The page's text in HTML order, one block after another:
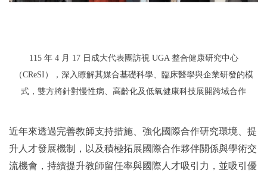
115 年 4 月 17 日成大代表團訪視 UGA 整合健康研究中心
（CReSI），深入瞭解其媒合基礎科學、臨床醫學與企業研發的模
式，雙方將針對慢性病、高齡化及低氧健康科技展開跨域合作
近年來透過完善教師支持措施、強化國際合作研究環境、提
升人才發展機制，以及積極拓展國際合作夥伴關係與學術交
流機會，持續提升教師留任率與國際人才吸引力，並吸引優